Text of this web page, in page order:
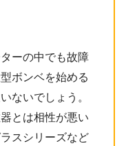
ーの中でも故障
ボンベを始める
ないでしょう。
とは相性が悪い
スシリーズなど